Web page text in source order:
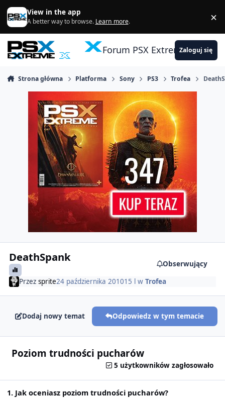
Skocz do zawartości
View in the app
A better way to browse. Learn more. ×
Forum PSX ExtremeZaloguj się
Strona główna Platforma Sony PS3 Trofea
DeathSpank
Obserwujący
Przez sprite24 października 201015 l w Trofea
Dodaj nowy temat Odpowiedz w tym temacie
Poziom trudności pucharów
5 użytkowników zagłosowało
1. Jak oceniasz poziom trudności pucharów?